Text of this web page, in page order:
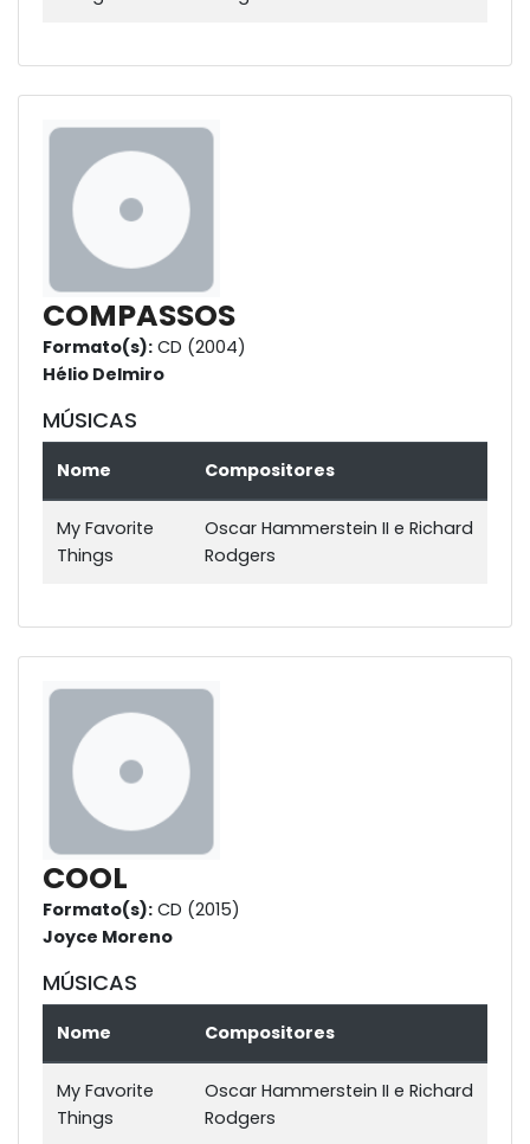
COMPASSOS
Formato(s): CD (2004)
Hélio Delmiro
MÚSICAS
Nome Compositores
My Favorite
Things
Oscar Hammerstein II e Richard
Rodgers
COOL
Formato(s): CD (2015)
Joyce Moreno
MÚSICAS
Nome Compositores
My Favorite
Things
Oscar Hammerstein II e Richard
Rodgers